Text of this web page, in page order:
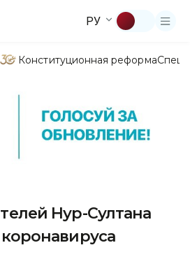
РУ
Конституционная реформа
Нур-Султана